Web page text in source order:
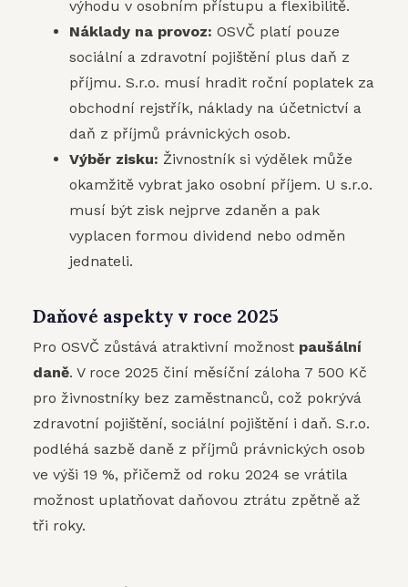
výhodu v osobním přístupu a flexibilitě.
Náklady na provoz: OSVČ platí pouze
sociální a zdravotní pojištění plus daň z
příjmu. S.r.o. musí hradit roční poplatek za
obchodní rejstřík, náklady na účetnictví a
daň z příjmů právnických osob.
Výběr zisku: Živnostník si výdělek může
okamžitě vybrat jako osobní příjem. U s.r.o.
musí být zisk nejprve zdaněn a pak
vyplacen formou dividend nebo odměn
jednateli.
Daňové aspekty v roce 2025
Pro OSVČ zůstává atraktivní možnost paušální
daně. V roce 2025 činí měsíční záloha 7 500 Kč
pro živnostníky bez zaměstnanců, což pokrývá
zdravotní pojištění, sociální pojištění i daň. S.r.o.
podléhá sazbě daně z příjmů právnických osob
ve výši 19 %, přičemž od roku 2024 se vrátila
možnost uplatňovat daňovou ztrátu zpětně až
tři roky.